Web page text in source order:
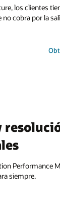
los clientes
cobra por la
Performance
siempre.